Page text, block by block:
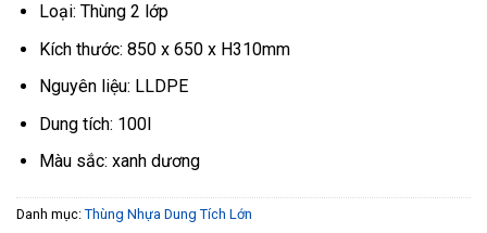
Loại: Thùng 2 lớp
Kích thước: 850 x 650 x H310mm
Nguyên liệu: LLDPE
Dung tích: 100l
Màu sắc: xanh dương
Danh mục: Thùng Nhựa Dung Tích Lớn